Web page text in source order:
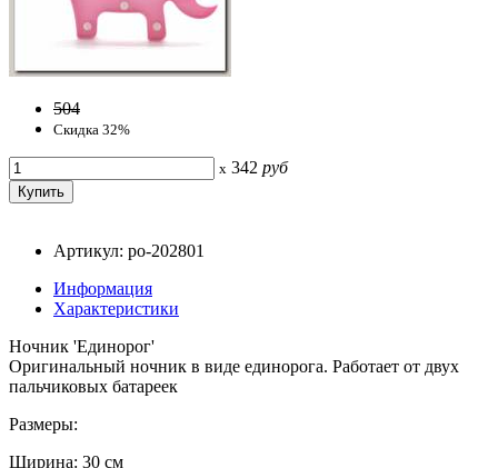
504
Скидка 32%
x 342 руб
Артикул: po-202801
Информация
Характеристики
Ночник 'Единорог'
Оригинальный ночник в виде единорога. Работает от двух
пальчиковых батареек
Размеры:
Ширина: 30 см